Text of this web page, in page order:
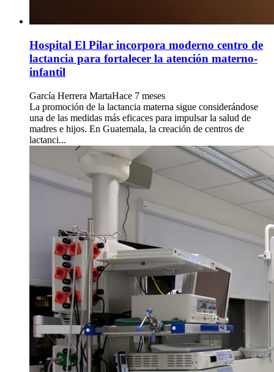
Hospital El Pilar incorpora moderno centro de
lactancia para fortalecer la atención materno-
infantil
García Herrera MartaHace 7 meses
La promoción de la lactancia materna sigue considerándose
una de las medidas más eficaces para impulsar la salud de
madres e hijos. En Guatemala, la creación de centros de
lactanci...